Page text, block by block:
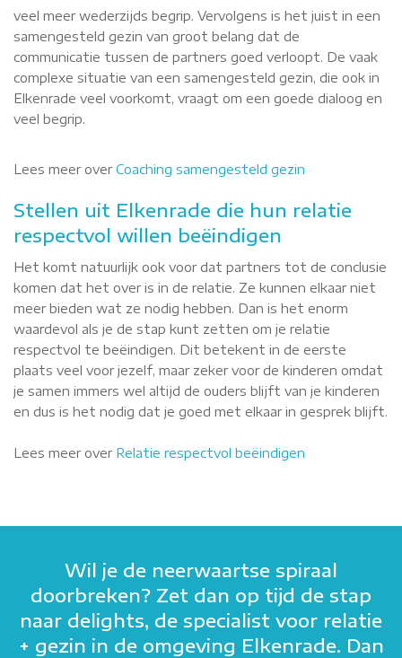
veel meer wederzijds begrip. Vervolgens is het juist in een
samengesteld gezin van groot belang dat de
communicatie tussen de partners goed verloopt. De vaak
complexe situatie van een samengesteld gezin, die ook in
Elkenrade veel voorkomt, vraagt om een goede dialoog en
veel begrip.
Lees meer overCoaching samengesteld gezin
Stellen uit Elkenrade die hun relatie
respectvol willen beëindigen
Het komt natuurlijk ook voor dat partners tot de conclusie
komen dat het over is in de relatie. Ze kunnen elkaar niet
meer bieden wat ze nodig hebben. Dan is het enorm
waardevol als je de stap kunt zetten om je relatie
respectvol te beëindigen. Dit betekent in de eerste
plaats veel voor jezelf, maar zeker voor de kinderen omdat
je samen immers wel altijd de ouders blijft van je kinderen
en dus is het nodig dat je goed met elkaar in gesprek blijft.
Lees meer over Relatie respectvol beëindigen
Wil je de neerwaartse spiraal
doorbreken? Zet dan op tijd de stap
naar delights, de specialist voor relatie
+ gezin in de omgeving Elkenrade. Dan